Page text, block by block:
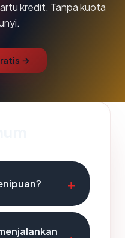
kredit. Tanpa kuota
→